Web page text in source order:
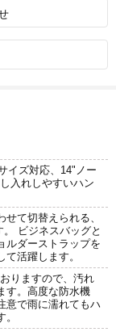
イズ対応、14"ノー
入れしやすいハン
て切替えられる、
ビジネスバッグと
ルダーストラップを
活躍します。
りますので、汚れ
す。高度な防水機
意で雨に濡れてもハ